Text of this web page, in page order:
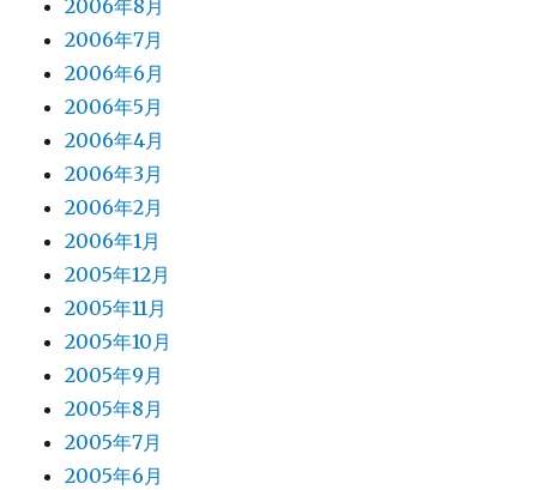
2006年8月
2006年7月
2006年6月
2006年5月
2006年4月
2006年3月
2006年2月
2006年1月
2005年12月
2005年11月
2005年10月
2005年9月
2005年8月
2005年7月
2005年6月